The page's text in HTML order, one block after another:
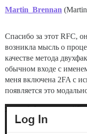
Martin_Brennan
Спасибо за этот RFC,
возникла мысль о
качестве метода
обычном входе с
меня включена 2FA с
появляется это